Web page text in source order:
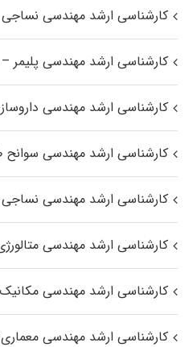
کارشناسی ارشد مهندسی نساجی
کارشناسی ارشد مهندسی پلیمر
کارشناسی ارشد مهندسی
کارشناسی ارشد مهندسی سوانح
کارشناسی ارشد مهندسی
کارشناسی ارشد مهندسی
کارشناسی ارشد مهندسی مکانیک
کارشناسی ارشد مهندسی